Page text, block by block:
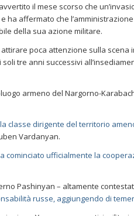
il mese scorso che
ha affermato che
della sua azione militare.
poca attenzione sulla scena
tre anni successivi
armeno del Nargorno-
classe dirigente del territorio
Vardanyan.
cominciato ufficialmente la
Pashinyan – altamente
russe, aggiungendo di